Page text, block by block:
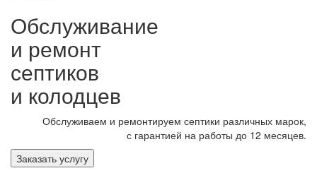
Обслуживание
и ремонт
септиков
и колодцев
Обслуживаем и ремонтируем септики различных марок,
с гарантией на работы до 12 месяцев.
Заказать услугу